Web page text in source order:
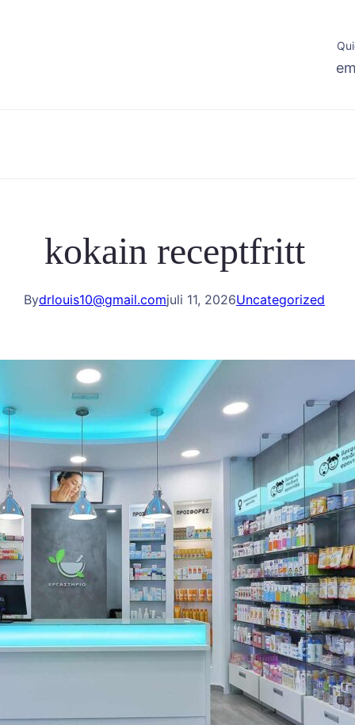
kokain receptfritt
Bydrlouis10@gmail.comjuli 11, 2026Uncategorized